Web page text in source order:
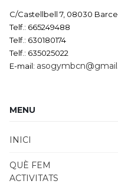
C/Castellbell 7, 08030
Telf.: 665249488
Telf.: 630180174
Telf.: 635025022
E-mail:
MENU
INICI
QUÈ FEM
ACTIVITATS